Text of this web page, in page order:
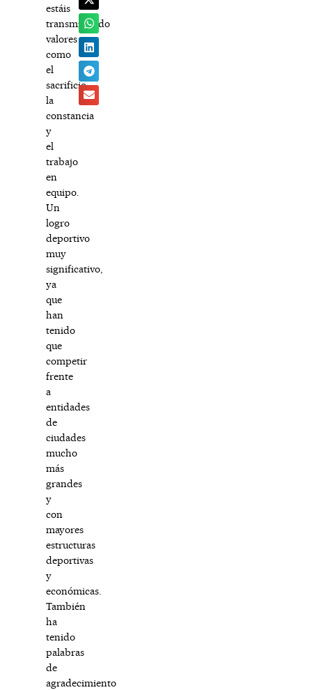
estáis
transmitiendo
valores
como
el
sacrificio,
la
constancia
y
el
trabajo
en
equipo.
Un
logro
deportivo
muy
significativo,
ya
que
han
tenido
que
competir
frente
a
entidades
de
ciudades
mucho
más
grandes
y
con
mayores
estructuras
deportivas
y
económicas.
También
ha
tenido
palabras
de
agradecimiento